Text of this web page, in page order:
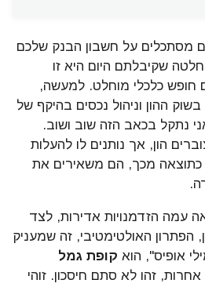
מסתכלים על חשבון הבנק שלכם
שקיבלתם היום היא זו
כלכלי מוחלט. למעשה,
מ-20 שנה בשוק ההון וניהול נכסים בהיקף של
אני נתקל בכאב הזה שוב ושוב.
הון, אך נותנים לו להעלות
כתוצאה מכך, הם משאירים את
שנת 2026 מביאה עמה הזדמנויות אדירות, לצד
הפתרון האולטימטיבי, זה שמעניק
אופיס", הוא קופת גמל
זהו לא סתם חיסכון. זוהי